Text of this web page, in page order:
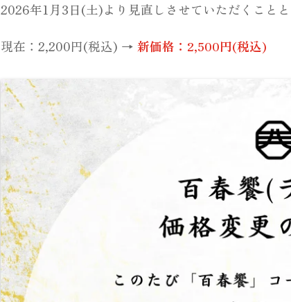
2026年1月3日(土)より見直しさせていただくことと
現在：2,200円(税込) → 新価格：2,500円(税込)